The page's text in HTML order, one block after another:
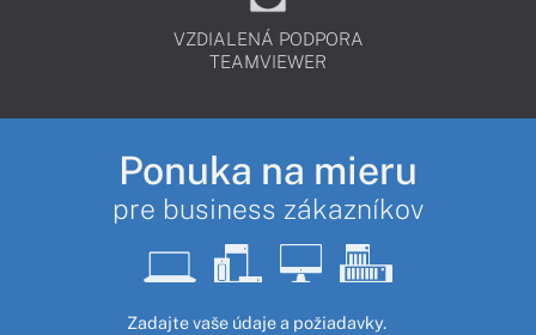
VZDIALENÁ PODPORA
TEAMVIEWER
Ponuka na mieru
pre business zákazníkov
Zadajte vaše údaje a požiadavky.